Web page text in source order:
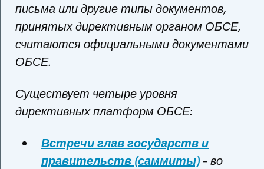
письма или другие типы документов,
принятых директивным органом ОБСЕ,
считаются официальными документами
ОБСЕ.
Существует четыре уровня
директивных платформ ОБСЕ:
Встречи глав государств и
правительств (саммиты)– во